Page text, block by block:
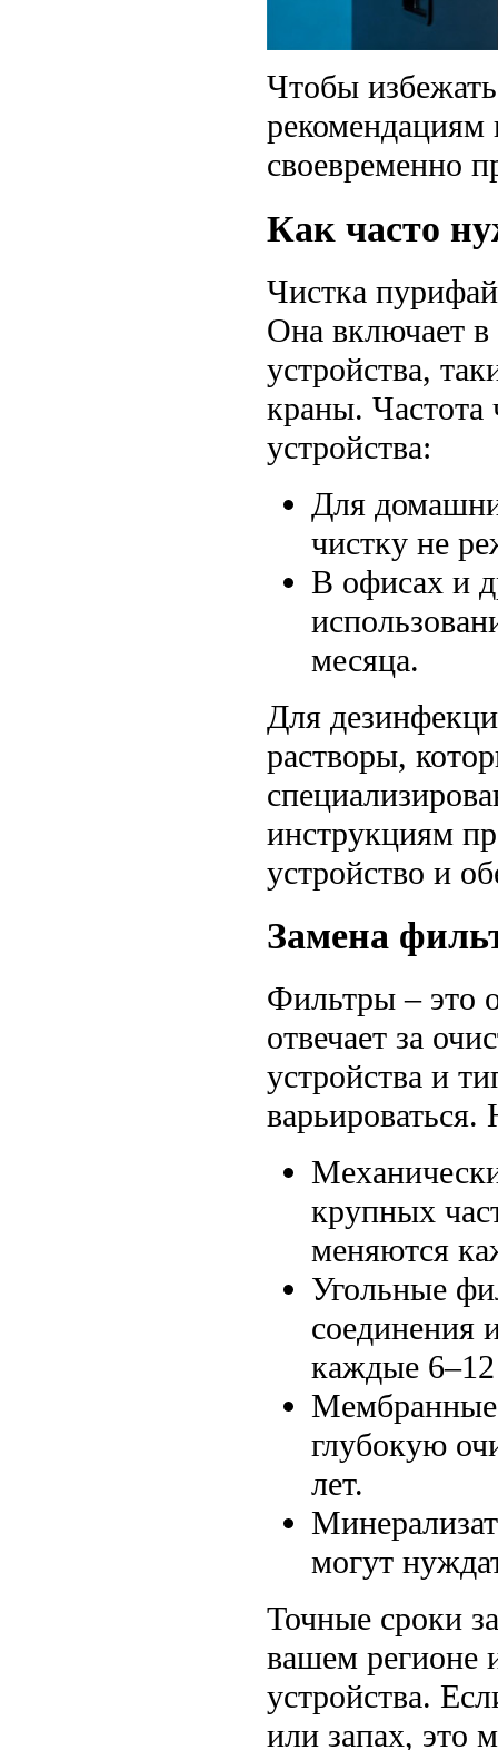
Чтобы
рекомендациям
своевременно
Как часто
Чистка
Она включает в
устройства,
краны. Частота
устройства:
Для
чистку не
В офисах и
месяца.
Для
растворы,
инструкциям
устройство и
Замена
Фильтры – это
отвечает за
устройства и
крупных
меняются
Угольные
соединения
каждые
Мембранные
глубокую
лет.
могут
Точные сроки
вашем регионе
устройства.
или запах, это